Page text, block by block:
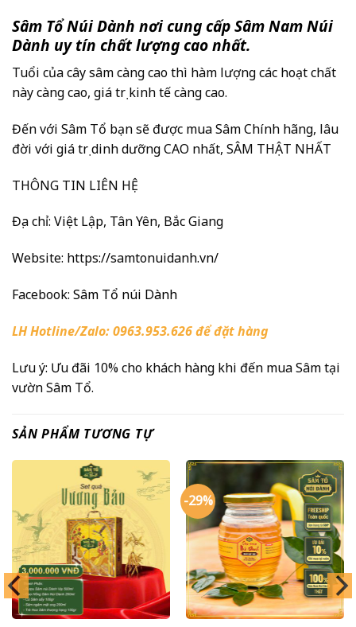
Sâm Tổ Núi Dành nơi cung cấp Sâm Nam Núi
Dành uy tín chất lượng cao nhất.
Tuổi của cây sâm càng cao thì hàm lượng các hoạt chất
này càng cao, giá trị kinh tế càng cao.
Đến với Sâm Tổ bạn sẽ được mua Sâm Chính hãng, lâu
đời với giá trị dinh dưỡng CAO nhất, SÂM THẬT NHẤT
THÔNG TIN LIÊN HỆ
Địa chỉ: Việt Lập, Tân Yên, Bắc Giang
Website: https://samtonuidanh.vn/
Facebook: Sâm Tổ núi Dành
LH Hotline/Zalo: 0963.953.626 để đặt hàng
Lưu ý: Ưu đãi 10% cho khách hàng khi đến mua Sâm tại
vườn Sâm Tổ.
SẢN PHẨM TƯƠNG TỰ
-29%